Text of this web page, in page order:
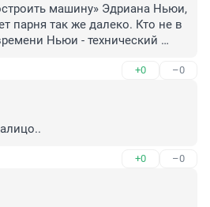
машину» Эдриана Ньюи,
парня так же далеко. Кто не в
Ньюи - технический
+0 –0
+0 –0